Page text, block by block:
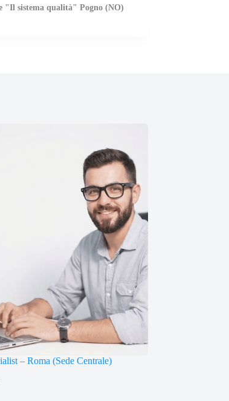
"Il sistema qualità" Pogno (NO)
– Roma (Sede Centrale)